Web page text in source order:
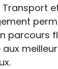
parcours